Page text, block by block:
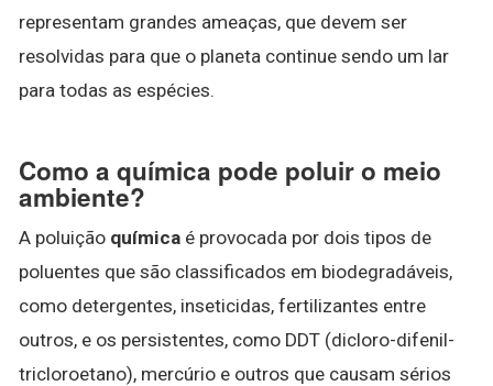
representam grandes ameaças, que devem ser
resolvidas para que o planeta continue sendo um lar
para todas as espécies.
Como a química pode poluir o meio
ambiente?
A poluição química é provocada por dois tipos de
poluentes que são classificados em biodegradáveis,
como detergentes, inseticidas, fertilizantes entre
outros, e os persistentes, como DDT (dicloro-difenil-
tricloroetano), mercúrio e outros que causam sérios